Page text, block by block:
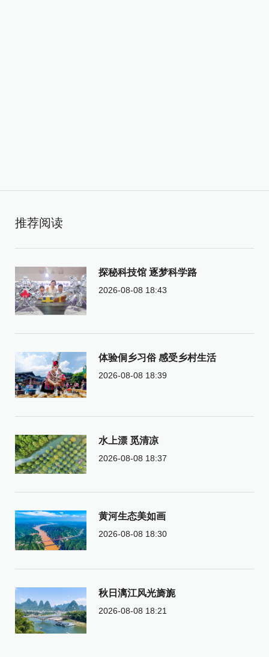
推荐阅读
探秘科技馆 逐梦科学路
2026-08-08 18:43
体验侗乡习俗 感受乡村生活
2026-08-08 18:39
水上漂 觅清凉
2026-08-08 18:37
黄河生态美如画
2026-08-08 18:30
秋日漓江风光旖旎
2026-08-08 18:21